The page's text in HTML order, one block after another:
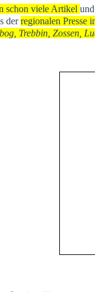
schon viele Artikel
derregionalen Presse
Trebbin, Zossen,